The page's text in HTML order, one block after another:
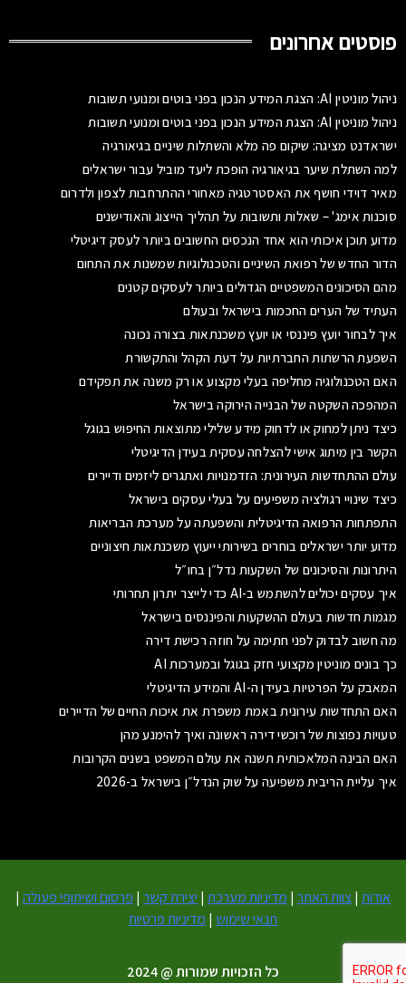
פוסטים אחרונים
ניהול מוניטין AI: הצגת המידע הנכון בפני בוטים ומנועי תשובות
ניהול מוניטין AI: הצגת המידע הנכון בפני בוטים ומנועי תשובות
ישראדנט מציגה: שיקום פה מלא והשתלות שיניים בגיאורגיה
למה השתלת שיער בגיאורגיה הופכת ליעד מוביל עבור ישראלים
מאיר דוידי חושף את האסטרטגיה מאחורי ההתרחבות לצפון ולדרום
סוכנות אימג' – שאלות ותשובות על תהליך הייצוג והאודישנים
מדוע תוכן איכותי הוא אחד הנכסים החשובים ביותר לעסק דיגיטלי
הדור החדש של רפואת השיניים והטכנולוגיות שמשנות את התחום
מהם הסיכונים המשפטיים הגדולים ביותר לעסקים קטנים
העתיד של הערים החכמות בישראל ובעולם
איך לבחור יועץ פיננסי או יועץ משכנתאות בצורה נכונה
השפעת הרשתות החברתיות על דעת הקהל והתקשורת
האם הטכנולוגיה מחליפה בעלי מקצוע או רק משנה את תפקידם
המהפכה השקטה של הבנייה הירוקה בישראל
כיצד ניתן למחוק או לדחוק מידע שלילי מתוצאות החיפוש בגוגל
הקשר בין מיתוג אישי להצלחה עסקית בעידן הדיגיטלי
עולם ההתחדשות העירונית: הזדמנויות ואתגרים ליזמים ודיירים
כיצד שינויי רגולציה משפיעים על בעלי עסקים בישראל
התפתחות הרפואה הדיגיטלית והשפעתה על מערכת הבריאות
מדוע יותר ישראלים בוחרים בשירותי ייעוץ משכנתאות חיצוניים
היתרונות והסיכונים של השקעות נדל״ן בחו״ל
איך עסקים יכולים להשתמש ב-AI כדי לייצר יתרון תחרותי
מגמות חדשות בעולם ההשקעות והפיננסים בישראל
מה חשוב לבדוק לפני חתימה על חוזה רכישת דירה
כך בונים מוניטין מקצועי חזק בגוגל ובמערכות AI
המאבק על הפרטיות בעידן ה-AI והמידע הדיגיטלי
האם התחדשות עירונית באמת משפרת את איכות החיים של הדיירים
טעויות נפוצות של רוכשי דירה ראשונה ואיך להימנע מהן
האם הבינה המלאכותית תשנה את עולם המשפט בשנים הקרובות
איך עליית הריבית משפיעה על שוק הנדל״ן בישראל ב-2026
אודות |צוות האתר | מדיניות מערכת | יצירת קשר | פרסום ושיתופי פעולה |
תנאי שימוש | מדיניות פרטיות
כל הזכויות שמורות @ 2024